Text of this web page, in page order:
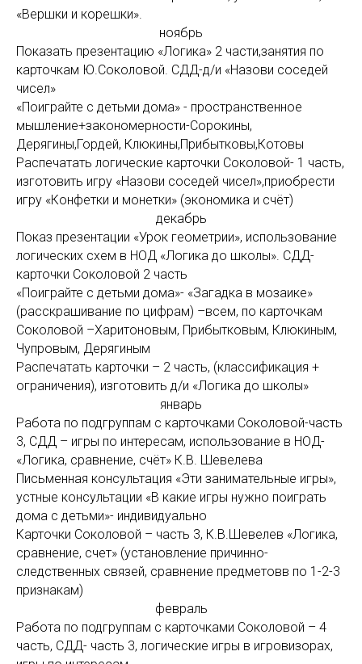
«Вершки и корешки».
ноябрь
Показать презентацию «Логика» 2 части,занятия по
карточкам Ю.Соколовой. СДД-д/и «Назови соседей
чисел»
«Поиграйте с детьми дома» - пространственное
мышление+закономерности-Сорокины,
Дерягины,Гордей, Клюкины,Прибытковы,Котовы
Распечатать логические карточки Соколовой- 1 часть,
изготовить игру «Назови соседей чисел»,приобрести
игру «Конфетки и монетки» (экономика и счёт)
декабрь
Показ презентации «Урок геометрии», использование
логических схем в НОД «Логика до школы». СДД-
карточки Соколовой 2 часть
«Поиграйте с детьми дома»- «Загадка в мозаике»
(расскрашивание по цифрам) –всем, по карточкам
Соколовой –Харитоновым, Прибытковым, Клюкиным,
Чупровым, Дерягиным
Распечатать карточки – 2 часть, (классификация +
ограничения), изготовить д/и «Логика до школы»
январь
Работа по подгруппам с карточками Соколовой-часть
3, СДД – игры по интересам, использование в НОД-
«Логика, сравнение, счёт» К.В. Шевелева
Письменная консультация «Эти занимательные игры»,
устные консультации «В какие игры нужно поиграть
дома с детьми»- индивидуально
Карточки Соколовой – часть 3, К.В.Шевелев «Логика,
сравнение, счет» (установление причинно-
следственных связей, сравнение предметовв по 1-2-3
признакам)
февраль
Работа по подгруппам с карточками Соколовой – 4
часть, СДД- часть 3, логические игры в игровизорах,